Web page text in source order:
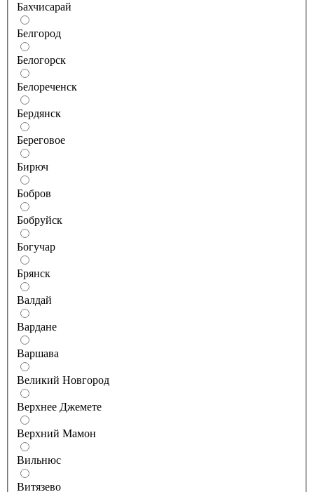
Бахчисарай
Белгород
Белогорск
Белореченск
Бердянск
Береговое
Бирюч
Бобров
Бобруйск
Богучар
Брянск
Валдай
Вардане
Варшава
Великий Новгород
Верхнее Джемете
Верхний Мамон
Вильнюс
Витязево